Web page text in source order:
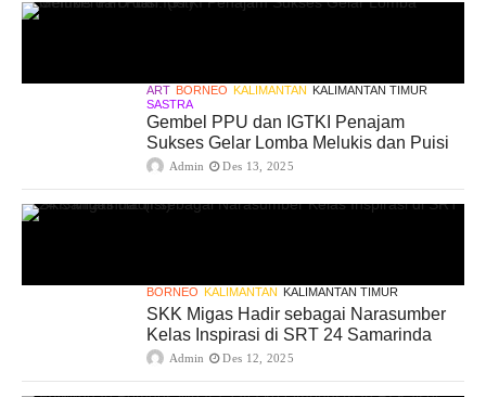
ART BORNEO KALIMANTAN KALIMANTAN TIMUR
SASTRA
Gembel PPU dan IGTKI Penajam
Sukses Gelar Lomba Melukis dan Puisi
Admin Des 13, 2025
BORNEO KALIMANTAN KALIMANTAN TIMUR
SKK Migas Hadir sebagai Narasumber
Kelas Inspirasi di SRT 24 Samarinda
Admin Des 12, 2025